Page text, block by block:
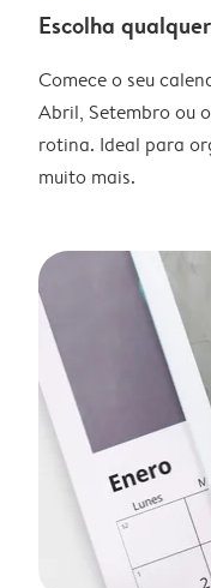
Escolha
Comece o seu
Abril, Setembro ou
rotina. Ideal para
muito mais.